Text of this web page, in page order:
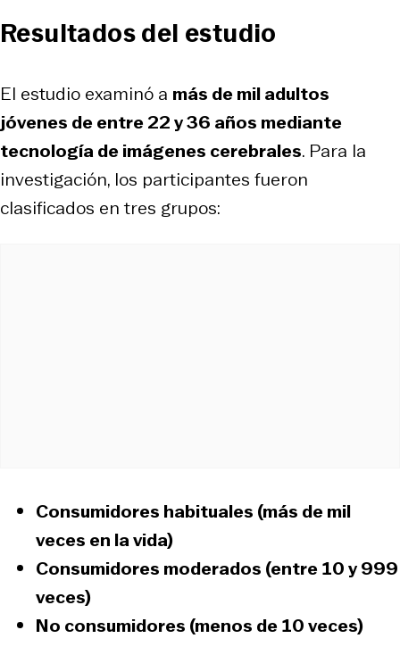
Resultados del estudio
El estudio examinó a más de mil adultos
jóvenes de entre 22 y 36 años mediante
tecnología de imágenes cerebrales. Para la
investigación, los participantes fueron
clasificados en tres grupos:
Consumidores habituales (más de mil
veces en la vida)
Consumidores moderados (entre 10 y 999
veces)
No consumidores (menos de 10 veces)